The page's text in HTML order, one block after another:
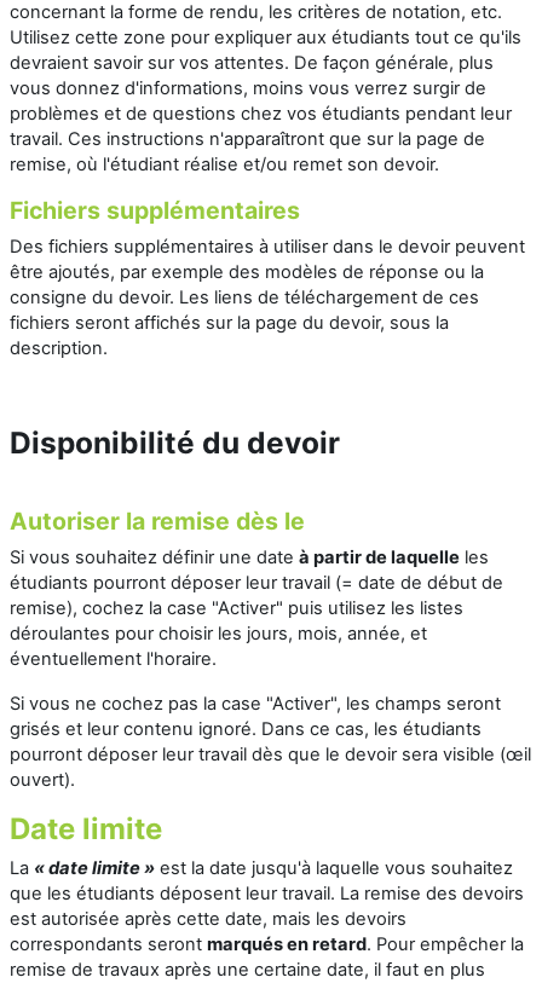
concernant la forme de rendu, les critères de notation, etc.
Utilisez cette zone pour expliquer aux étudiants tout ce qu'ils
devraient savoir sur vos attentes. De façon générale, plus
vous donnez d'informations, moins vous verrez surgir de
problèmes et de questions chez vos étudiants pendant leur
travail. Ces instructions n'apparaîtront que sur la page de
remise, où l'étudiant réalise et/ou remet son devoir.
Fichiers supplémentaires
Des fichiers supplémentaires à utiliser dans le devoir peuvent
être ajoutés, par exemple des modèles de réponse ou la
consigne du devoir. Les liens de téléchargement de ces
fichiers seront affichés sur la page du devoir, sous la
description.
Disponibilité du devoir
Autoriser la remise dès le
Si vous souhaitez définir une date à partir de laquelle les
étudiants pourront déposer leur travail (= date de début de
remise), cochez la case "Activer" puis utilisez les listes
déroulantes pour choisir les jours, mois, année, et
éventuellement l'horaire.
Si vous ne cochez pas la case "Activer", les champs seront
grisés et leur contenu ignoré. Dans ce cas, les étudiants
pourront déposer leur travail dès que le devoir sera visible (œil
ouvert).
Date limite
La «date limite» est la date jusqu'à laquelle vous souhaitez
que les étudiants déposent leur travail. La remise des devoirs
est autorisée après cette date, mais les devoirs
correspondants seront marqués en retard. Pour empêcher la
remise de travaux après une certaine date, il faut en plus